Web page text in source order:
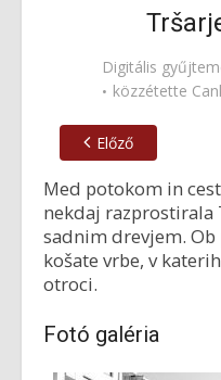
Digitális
közzétette
Előző
Med potokom in
nekdaj razprostirala
sadnim drevjem.
košate vrbe, v
otroci.
Fotó galéria